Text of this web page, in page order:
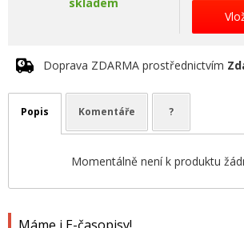
Doprava ZDARMA prostřednictvím
Popis Komentáře ?
Momentálně není k produktu